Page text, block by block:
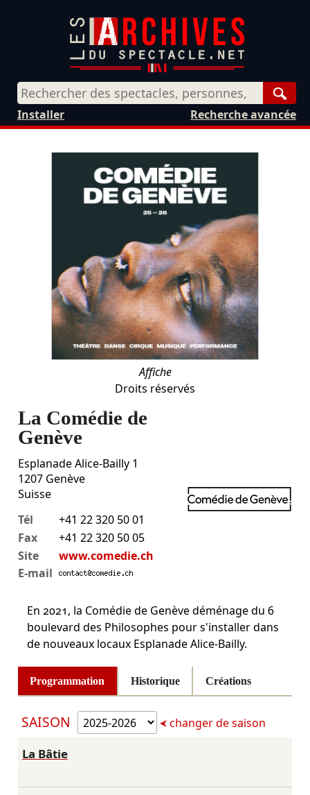
Recherche avancée
Installer
Affiche
Droits réservés
La Comédie de
Genève
Esplanade Alice-Bailly 1
1207 Genève
Suisse
Tél
+41 22 320 50 01
Fax
+41 22 320 50 05
Site
www.comedie.ch
E-mail
En 2021, la Comédie de Genève déménage du 6
boulevard des Philosophes pour s'installer dans
de nouveaux locaux Esplanade Alice-Bailly.
Programmation Historique Créations
SAISON changer de saison
La Bâtie